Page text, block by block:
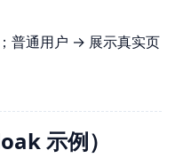
普通用户 → 展示真实页
示例）